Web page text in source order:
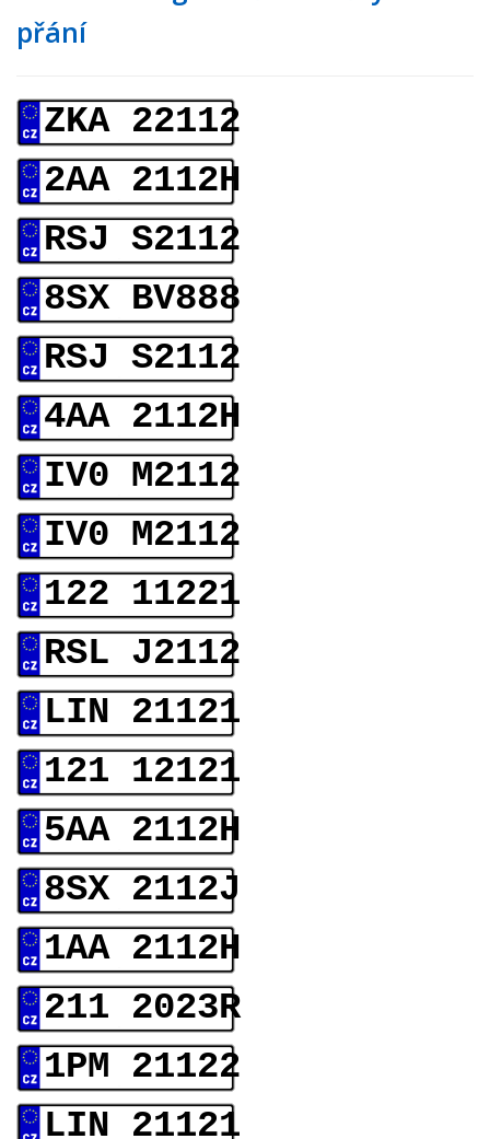
přání
ZKA 22112
2AA 2112H
RSJ S2112
8SX BV888
RSJ S2112
4AA 2112H
IV0 M2112
IV0 M2112
122 11221
RSL J2112
LIN 21121
121 12121
5AA 2112H
8SX 2112J
1AA 2112H
211 2023R
1PM 21122
LIN 21121